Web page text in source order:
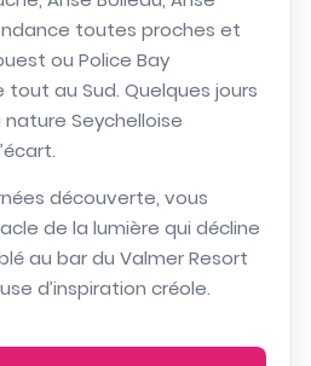
toutes proches et
ou Police Bay
au Sud. Quelques jours
Seychelloise
découverte, vous
de la lumière qui décline
au bar du Valmer Resort
d’inspiration créole.